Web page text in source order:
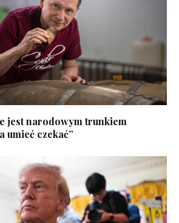
jest narodowym trunkiem
umieć czekać”